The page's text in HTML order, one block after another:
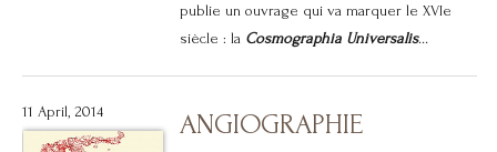
publie un ouvrage qui va marquer le XVIe
siècle : la Cosmographia Universalis...
11 April, 2014 ANGIOGRAPHIE